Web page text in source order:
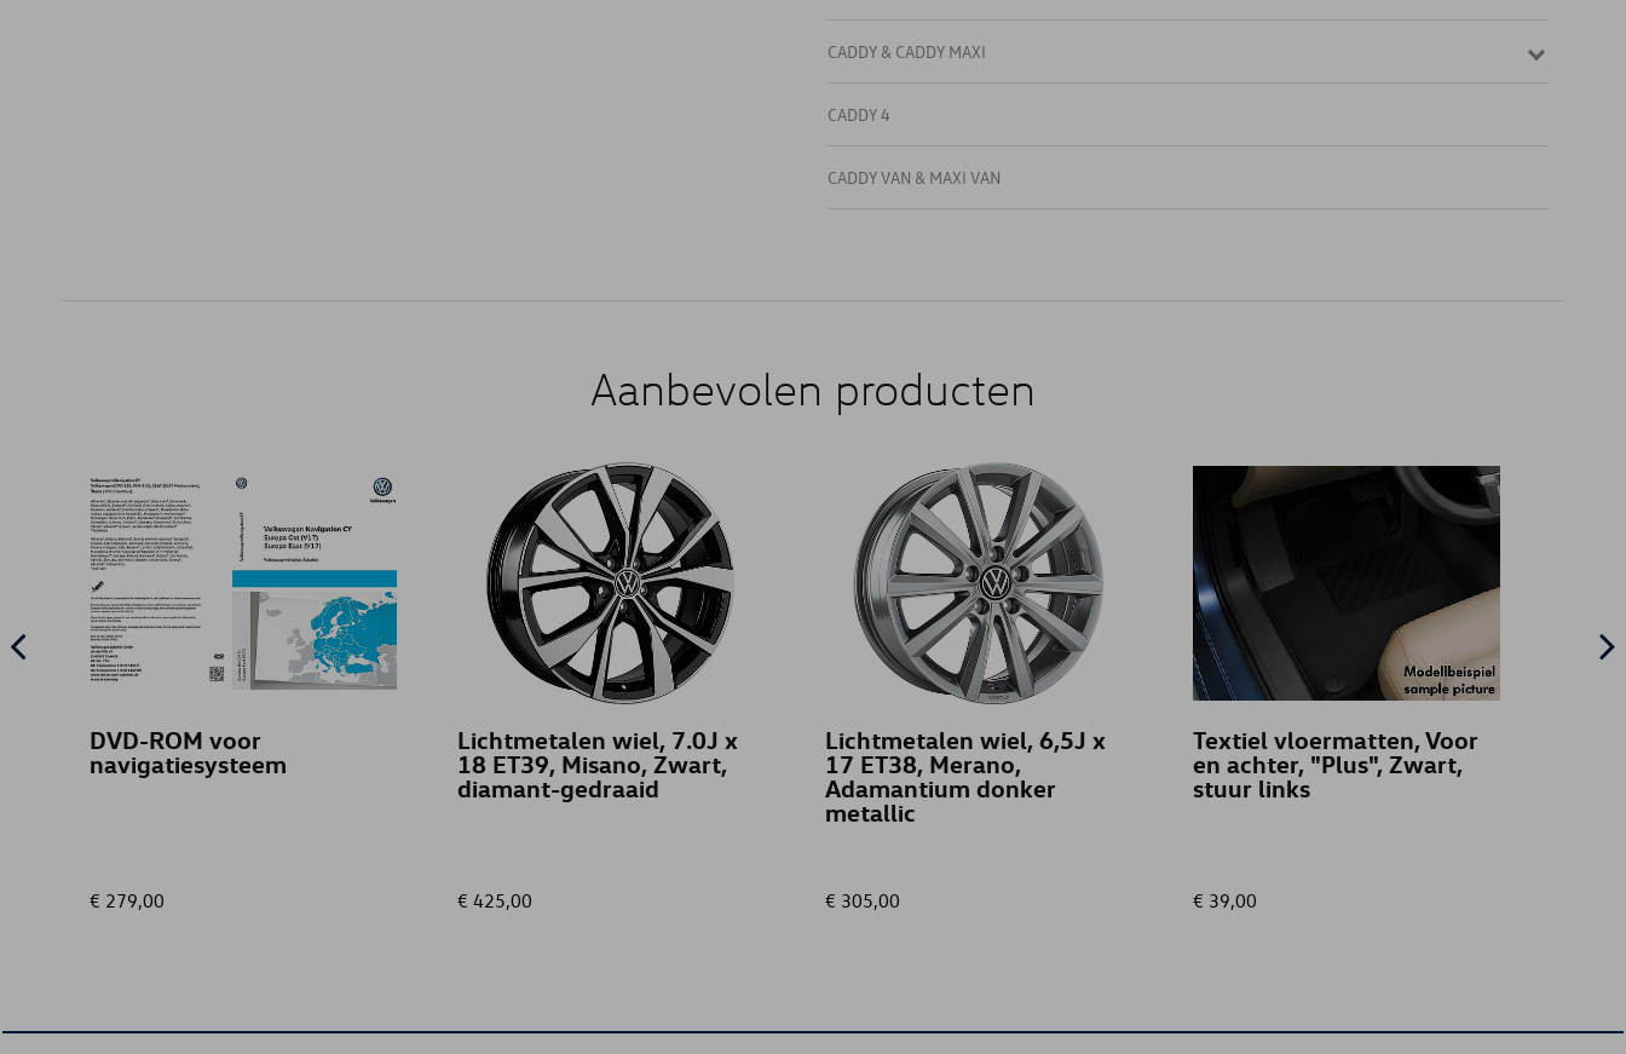
CADDY & CADDY MAXI
CADDY 4
CADDY VAN & MAXI VAN
Aanbevolen producten
DVD-ROM voor
navigatiesysteem
€ 279,00
Lichtmetalen wiel, 7.0J x
18 ET39, Misano, Zwart,
diamant-gedraaid
€ 425,00
Lichtmetalen wiel, 6,5J x
17 ET38, Merano,
Adamantium donker
metallic
€ 305,00
Textiel vloermatten, Voor
en achter, "Plus", Zwart,
stuur links
€ 39,00